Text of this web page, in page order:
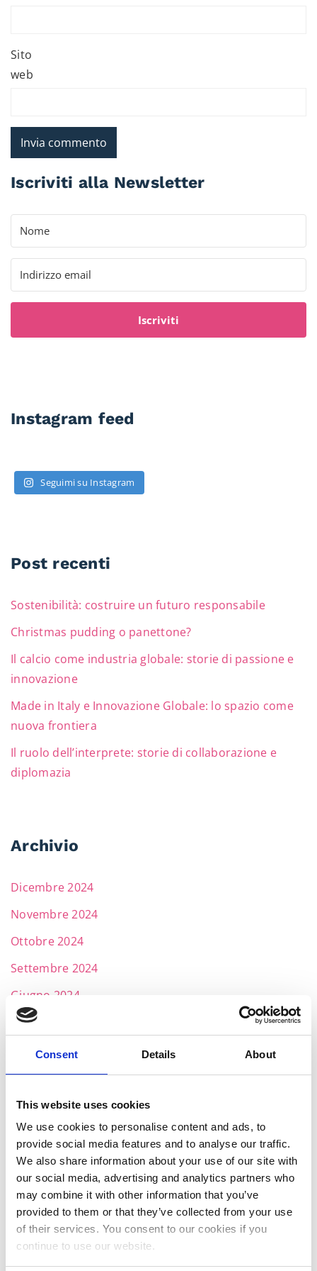
Consent Details About
This website uses cookies
We use cookies to personalise content and ads, to
provide social media features and to analyse our traffic.
We also share information about your use of our site with
our social media, advertising and analytics partners who
may combine it with other information that you’ve
provided to them or that they’ve collected from your use
of their services. You consent to our cookies if you
continue to use our website.
Sito
web
Iscriviti alla Newsletter
Iscriviti
Instagram feed
Seguimi su Instagram
Post recenti
Sostenibilità: costruire un futuro responsabile
Christmas pudding o panettone?
Il calcio come industria globale: storie di passione e
innovazione
Made in Italy e Innovazione Globale: lo spazio come
nuova frontiera
Il ruolo dell’interprete: storie di collaborazione e
diplomazia
Archivio
Dicembre 2024
Novembre 2024
Ottobre 2024
Settembre 2024
Giugno 2024
Aprile 2024
Marzo 2024
Febbraio 2024
Gennaio 2024
Dicembre 2023
Novembre 2023
Ottobre 2023
Settembre 2023
Maggio 2023
Aprile 2023